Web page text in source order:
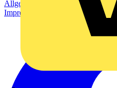
Allgemeine Geschäftsbedingungen
Impressum